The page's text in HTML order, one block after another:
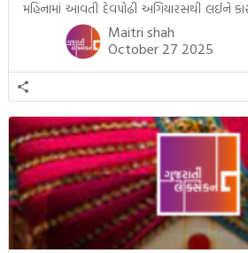
મહિનામાં આવતી દેવપોઢી અગિયારસથી લઈને
આવતી દેવ ઊઠી અગિયારસ વચ્ચે મોટેભાગે
દીક્ષાગ્રહણ, યજ્ઞ, ગૃહપ્રવેશ જેવા […]
Maitri shah
October 27 2025